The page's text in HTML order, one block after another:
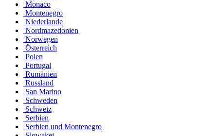
Monaco
Montenegro
Niederlande
Nordmazedonien
Norwegen
Österreich
Polen
Portugal
Rumänien
Russland
San Marino
Schweden
Schweiz
Serbien
Serbien und Montenegro